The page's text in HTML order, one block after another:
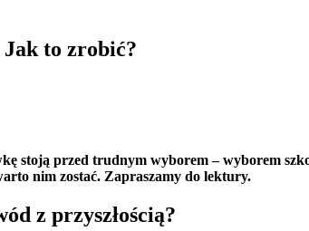
Jak to zrobić?
stoją przed trudnym wyborem – wyborem
nim zostać. Zapraszamy do lektury.
z przyszłością?